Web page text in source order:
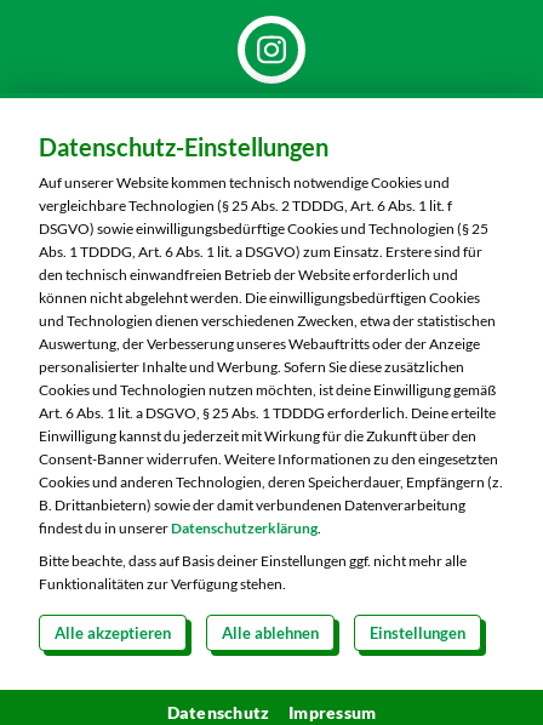
MARKTKAUF Nürnberg-Mögeldorf
Laufamholzstraße 40/42
90482 Nürnberg
Telefon:0911 54340
Markt ändern
Öffnungszeiten diese Woche:
Mo:
08:00 – 20:00 Uhr
Di:
08:00 – 20:00 Uhr
Mi:
08:00 – 20:00 Uhr
Do:
08:00 – 20:00 Uhr
Fr:
08:00 – 20:00 Uhr
Copyright 2026 © MARKTKAUF Datenschutz
Impressum
Hinweisgebersystem Menschenrechte
Cookie-Einstellungen
Datenschutz-Einstellungen
Auf unserer Website kommen technisch notwendige Cookies und
vergleichbare Technologien (§ 25 Abs. 2 TDDDG, Art. 6 Abs. 1 lit. f
DSGVO) sowie einwilligungsbedürftige Cookies und Technologien (§ 25
Abs. 1 TDDDG, Art. 6 Abs. 1 lit. a DSGVO) zum Einsatz. Erstere sind für
den technisch einwandfreien Betrieb der Website erforderlich und
können nicht abgelehnt werden. Die einwilligungsbedürftigen Cookies
und Technologien dienen verschiedenen Zwecken, etwa der statistischen
Auswertung, der Verbesserung unseres Webauftritts oder der Anzeige
personalisierter Inhalte und Werbung. Sofern Sie diese zusätzlichen
Cookies und Technologien nutzen möchten, ist deine Einwilligung gemäß
Art. 6 Abs. 1 lit. a DSGVO, § 25 Abs. 1 TDDDG erforderlich. Deine erteilte
Einwilligung kannst du jederzeit mit Wirkung für die Zukunft über den
Consent-Banner widerrufen. Weitere Informationen zu den eingesetzten
Cookies und anderen Technologien, deren Speicherdauer, Empfängern (z.
B. Drittanbietern) sowie der damit verbundenen Datenverarbeitung
findest du in unsererDatenschutzerklärung.
Bitte beachte, dass auf Basis deiner Einstellungen ggf. nicht mehr alle
Funktionalitäten zur Verfügung stehen.
Alle akzeptieren Alle ablehnen Einstellungen
Datenschutz Impressum